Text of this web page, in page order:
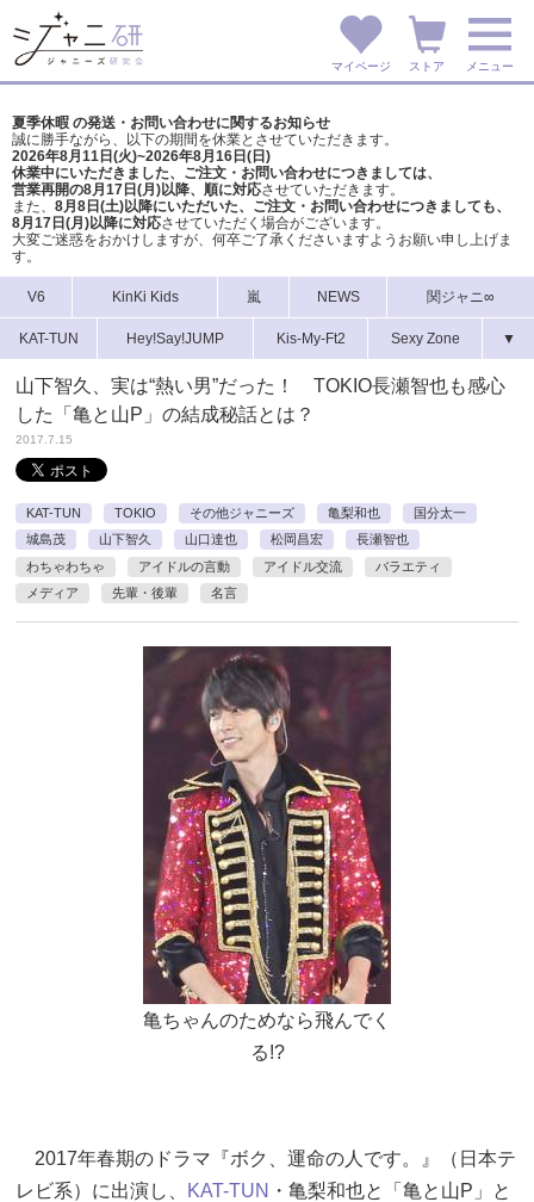
マイページ ストア メニュー
夏季休暇 の発送・お問い合わせに関するお知らせ
誠に勝手ながら、以下の期間を休業とさせていただきます。
2026年8月11日(火)~2026年8月16日(日)
休業中にいただきました、ご注文・お問い合わせにつきましては、
営業再開の8月17日(月)以降、順に対応させていただきます。
また、 8月8日(土)以降にいただいた、ご注文・ お問い合わせにつきましても、
8月17日(月)以降に対応させていただく場合がございます。
大変ご迷惑をおかけしますが、 何卒ご了承くださいますようお願い申し上げま
す。
V6 KinKi Kids 嵐 NEWS 関ジャニ∞
KAT-TUN Hey!Say!JUMP Kis-My-Ft2 Sexy Zone ▼
山下智久、実は“熱い男”だった！ TOKIO長瀬智也も感心
した「亀と山P」の結成秘話とは？
2017.7.15
KAT-TUN TOKIO その他ジャニーズ 亀梨和也
国分太一
城島茂
山下智久 山口達也 松岡昌宏
長瀬智也
わちゃわちゃ
アイドルの言動 アイドル交流
バラエティ
メディア
先輩・後輩 名言
亀ちゃんのためなら飛んでく
る!?
2017年春期のドラマ『ボク、運命の人です。』（日本テ
レビ系）に出演し、
KAT-TUN ・亀梨和也と「亀と山P」と